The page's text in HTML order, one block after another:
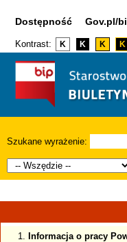
Dostępność Gov.pl/
Kontrast: K K K K
Szukane wyrażenie:
Informacja o pracy